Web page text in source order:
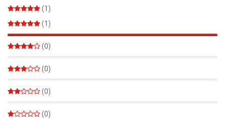
(1)
(1)
100%
(0)
(0)
(0)
(0)